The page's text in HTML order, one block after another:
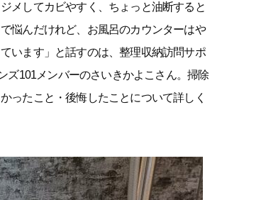
メしてカビやすく、ちょっと油断すると
悩んだけれど、お風呂のカウンターはや
います」と話すのは、整理収納訪問サポ
ズ101メンバーのさいきかよこさん。掃除
ったこと・後悔したことについて詳しく